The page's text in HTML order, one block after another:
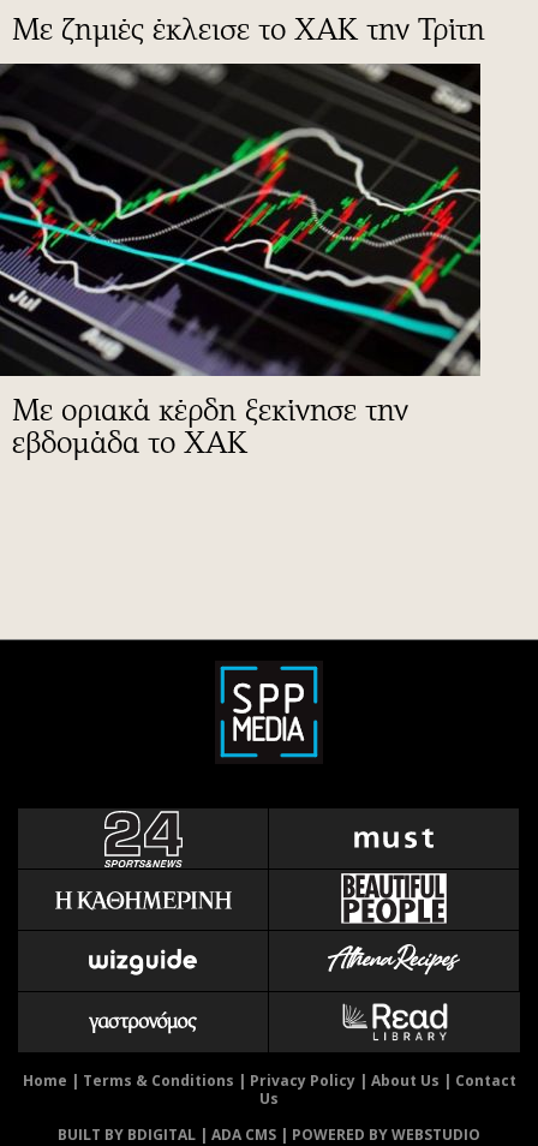
Με ζημιές έκλεισε το ΧΑΚ την Τρίτη
Με οριακά κέρδη ξεκίνησε την
εβδομάδα το ΧΑΚ
Home | Terms & Conditions | Privacy Policy| About Us | Contact
Us
BUILT BY BDIGITAL | ADA CMS | POWERED BY WEBSTUDIO